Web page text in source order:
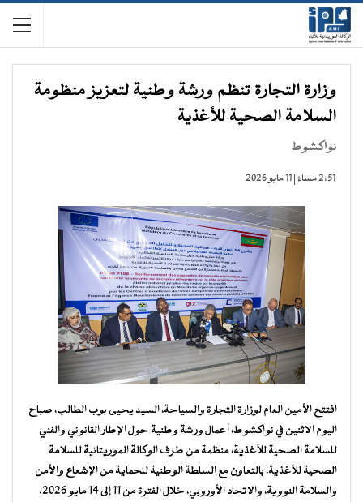
وزارة التجارة تنظم ورشة وطنية لتعزيز منظومة
السلامة الصحية للأغذية
نواكشوط
2:51 مساءً | 11 مايو 2026
افتتح الأمين العام لوزارة التجارة والسياحة، السيد يحيى بوب الطالب، صباح
اليوم الاثنين في نواكشوط، أعمال ورشة وطنية حول الإطار القانوني والفني
للسلامة الصحية للأغذية، منظمة من طرف الوكالة الموريتانية للسلامة
الصحية للأغذية، بالتعاون مع السلطة الوطنية للحماية من الإشعاع والأمن
والسلامة النووية، والاتحاد الأوروبي، خلال الفترة من 11 إلى 14 مايو 2026.